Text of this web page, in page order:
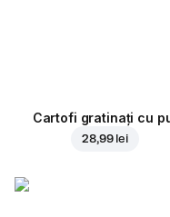
Cartofi gratinați cu
28,99 lei